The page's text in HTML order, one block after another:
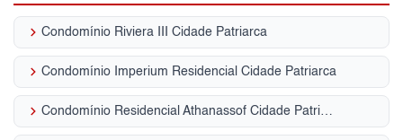
keyboard_arrow_right Condomínio Riviera III Cidade Patriarca
keyboard_arrow_right Condomínio Imperium Residencial Cidade Patriarca
keyboard_arrow_right Condomínio Residencial Athanassof Cidade Patriarca